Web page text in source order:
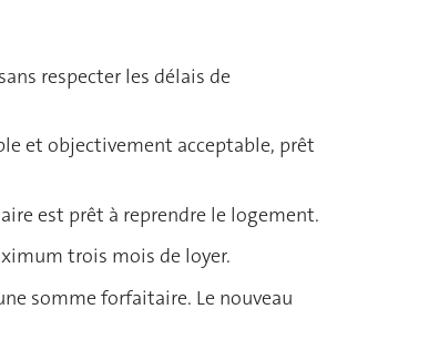
respecter les délais de
et objectivement acceptable, prêt
est prêt à reprendre le logement.
trois mois de loyer.
somme forfaitaire. Le nouveau